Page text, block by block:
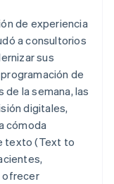
de experiencia
a consultorios
sus
de
la semana, las
digitales,
cómoda
texto (Text to
ofrecer